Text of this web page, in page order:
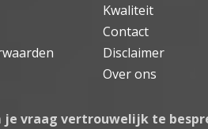
Kwaliteit
Contact
Disclaimer
Over ons
je vraag vertrouwelijk te